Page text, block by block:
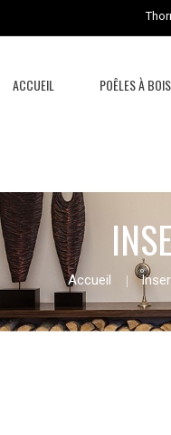
ACCUEIL POÊLES À BOIS
Accueil